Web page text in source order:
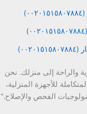
والراحة إلى منزلك. نحن
للأجهزة المنزلية،
الفحص والإصلاح."